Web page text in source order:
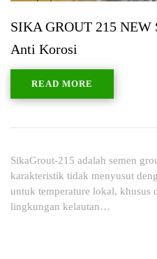
SIKA GROUT 215 NEW
Anti Korosi
READ MORE
SikaGrout-215 adalah semen
karakteristik tidak menyusut
untuk temperature lokal, khusus
lingkungan kelautan…